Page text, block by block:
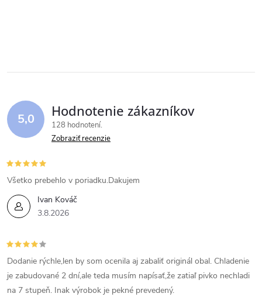
t
o
v
o
v
l
d
a
c
i
e
r
v
5,0 Hodnotenie zákazníkov
128 hodnotení
Zobraziť recenzie
Ivan Kováč
3.8.2026
Všetko prebehlo v poriadku.Dakujem
Dodanie rýchle,len by som ocenila aj zabaliť originál obal. Chladenie
je zabudované 2 dní,ale teda musím napísať,že zatiaľ pivko nechladi
na 7 stupeň. Inak výrobok je pekné prevedený.